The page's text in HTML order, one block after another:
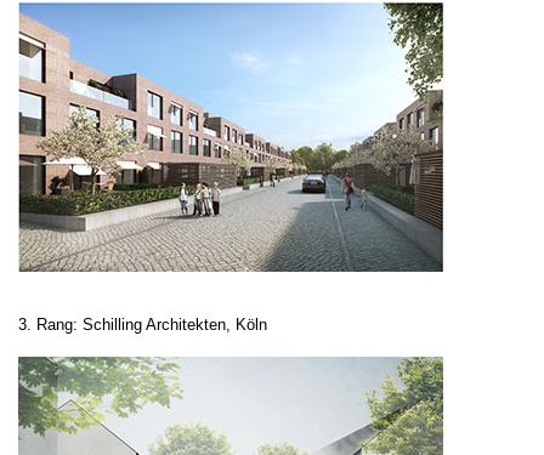
3. Rang: Schilling Architekten, Köln